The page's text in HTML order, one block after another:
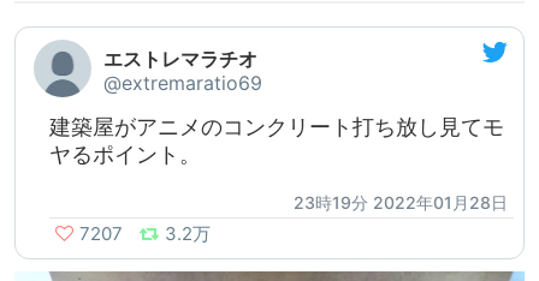
エストレマラチオ
@extremaratio69
建築屋がアニメのコンクリート打ち放し見てモ
ヤるポイント。
23時19分 2022年01月28日
7207 3.2万